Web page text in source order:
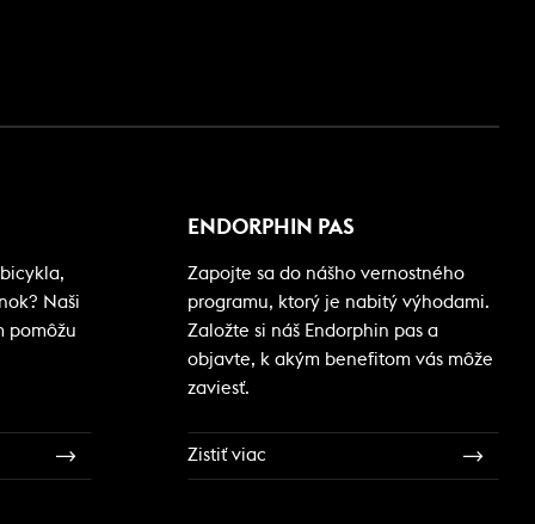
Naši
pomôžu
ENDORPHIN PAS
Zapojte sa do nášho vernostného
programu, ktorý je nabitý výhodami.
Založte si náš Endorphin pas a
objavte, k akým benefitom vás môže
zaviesť.
Zistiť viac